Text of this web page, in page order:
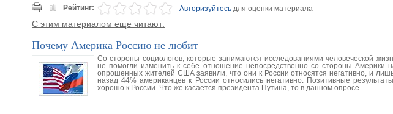
Рейтинг: Авторизуйтесьдля оценки материала
С этим материалом еще читают:
Почему Америка Россию не любит
Со стороны социологов, которые занимаются исследованиями человеческой
не помогли изменить к себе отношение непосредственно со стороны
опрошенных жителей США заявили, что они к России относятся негативно, и
назад 44% американцев к России относились негативно. Позитивные
хорошо к России. Что же касается президента Путина, то в данном опросе